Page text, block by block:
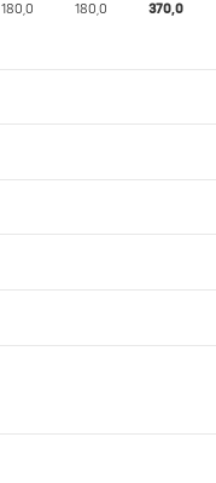
180,0 180,0 370,0